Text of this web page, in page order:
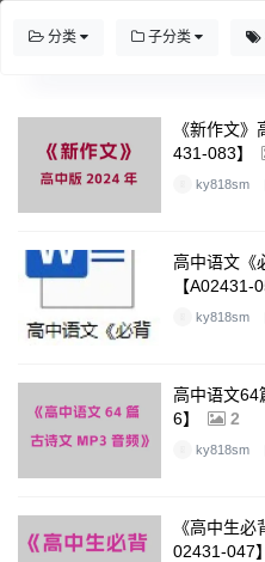
分类 子分类
《新作文
431-083】
ky818sm
高中语文《
【A02431-
ky818sm
高中语文64
6】
2
ky818sm
《高中生
02431-047】